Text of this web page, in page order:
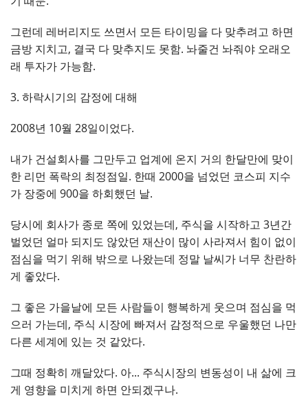
그런데 레버리지도 쓰면서 모든 타이밍을 다 맞추려고 하면
금방 지치고, 결국 다 맞추지도 못함. 놔줄건 놔줘야 오래오
래 투자가 가능함.
3. 하락시기의 감정에 대해
2008년 10월 28일이었다.
내가 건설회사를 그만두고 업계에 온지 거의 한달만에 맞이
한 리먼 폭락의 최정점일. 한때 2000을 넘었던 코스피 지수
가 장중에 900을 하회했던 날.
당시에 회사가 종로 쪽에 있었는데, 주식을 시작하고 3년간
벌었던 얼마 되지도 않았던 재산이 많이 사라져서 힘이 없이
점심을 먹기 위해 밖으로 나왔는데 정말 날씨가 너무 찬란하
게 좋았다.
그 좋은 가을날에 모든 사람들이 행복하게 웃으며 점심을 먹
으러 가는데, 주식 시장에 빠져서 감정적으로 우울했던 나만
다른 세계에 있는 것 같았다.
그때 정확히 깨달았다. 아... 주식시장의 변동성이 내 삶에 크
게 영향을 미치게 하면 안되겠구나.